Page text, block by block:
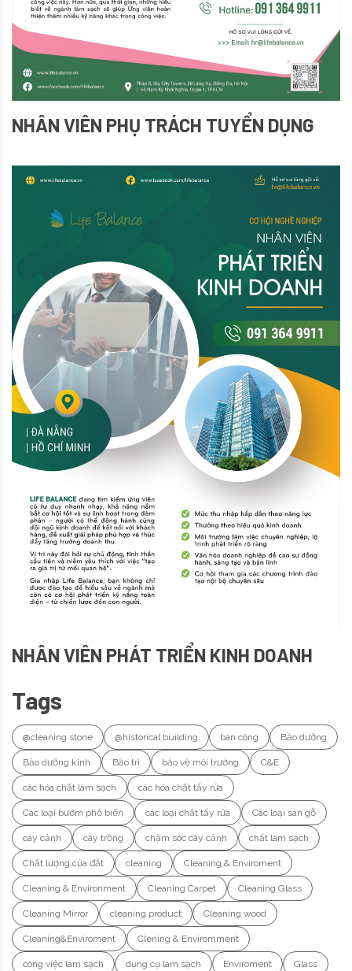
NHÂN VIÊN PHỤ TRÁCH TUYỂN DỤNG
NHÂN VIÊN PHÁT TRIỂN KINH DOANH
Tags
@cleaning stone @historical building ban công Bảo dưỡng
Bảo dưỡng kính Bảo trì bảo vệ môi trường C&E
các hóa chất làm sạch các hóa chất tẩy rửa
Các loại bướm phổ biến các loại chất tẩy rửa Các loại sàn gỗ
cây cảnh cây trồng chăm sóc cây cảnh chất làm sạch
Chất lượng của đất cleaning Cleaning & Enviroment
Cleaning & Environment Cleaning Carpet Cleaning Glass
Cleaning Mirror cleaning product Cleaning wood
Cleaning&Enviroment Clening & Enviromment
công việc làm sạch dụng cụ làm sạch Enviroment Glass